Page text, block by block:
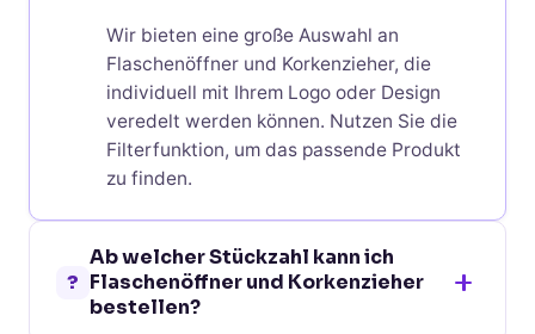
Wir bieten eine große Auswahl an
Flaschenöffner und Korkenzieher, die
individuell mit Ihrem Logo oder Design
veredelt werden können. Nutzen Sie die
Filterfunktion, um das passende Produkt
zu finden.
?
Ab welcher Stückzahl kann ich
Flaschenöffner und Korkenzieher
bestellen?